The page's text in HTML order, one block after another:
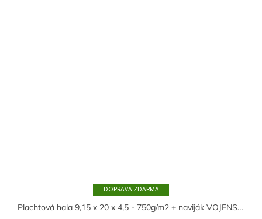
ZDARMA
Plachtová hala 9,15 x 20 x 4,5 - 750g/m2 + naviják VOJENSKÁ ZELENÁ